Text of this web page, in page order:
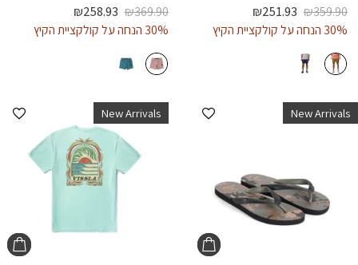
₪359.90
₪251.93
30% הנחה על קולקציית הקיץ
₪369.90
₪258.93
30% הנחה על קולקציית הקיץ
הוספה למועדפים New Arrivals
New Arrivals